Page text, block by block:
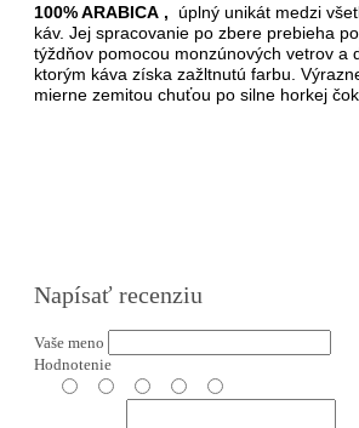
100% ARABICA ,
úplný unikát medzi
káv. Jej spracovanie po zbere prebieha
týždňov pomocou monzúnových vetrov a
ktorým káva získa zažltnutú farbu.
mierne zemitou chuťou po silne horkej
Napísať recenziu
Vaše meno
Hodnotenie